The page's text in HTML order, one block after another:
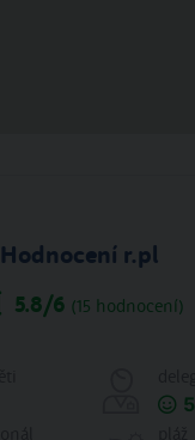
Hodnocení r.pl
5.8/6 (15 hodnocení)